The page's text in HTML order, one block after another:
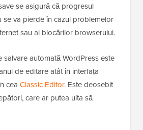
se asigură că progresul
se va pierde în cazul problemelor
sau al blocărilor browserului.
salvare automată WordPress este
de editare atât în interfața
cea Classic Editor. Este deosebit
care ar putea uita să